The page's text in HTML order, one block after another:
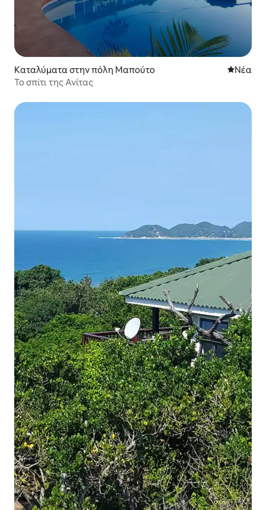
Καταλύματα στην πόλη Μαπούτο Νέος
Νέα
Το σπίτι της Ανίτας